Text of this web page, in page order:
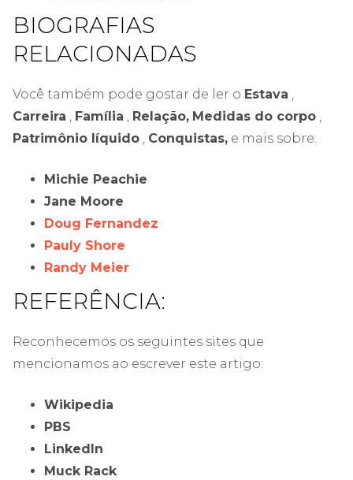
BIOGRAFIAS
RELACIONADAS
Você também pode gostar de ler o Estava
Carreira
Família Relação, Medidas do corpo
Patrimônio líquido
Conquistas, e mais sobre:
Michie Peachie
Jane Moore
Doug Fernandez
Pauly Shore
Randy Meier
REFERÊNCIA:
Reconhecemos os seguintes sites que
mencionamos ao escrever este artigo:
Wikipedia
PBS
LinkedIn
Muck Rack